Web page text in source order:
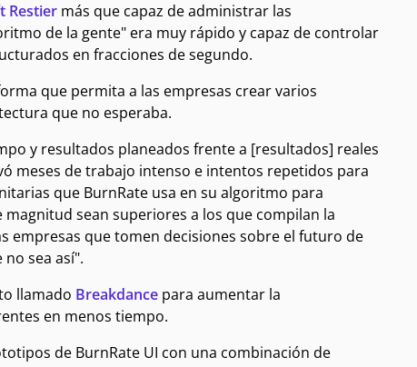
Restiermás que capaz de administrar las
de la gente" era muy rápido y capaz de controlar
en fracciones de segundo.
que permita a las empresas crear varios
que no esperaba.
y resultados planeados frente a [resultados] reales
meses de trabajo intenso e intentos repetidos para
que BurnRate usa en su algoritmo para
sean superiores a los que compilan la
empresas que tomen decisiones sobre el futuro de
sea así".
llamado Breakdancepara aumentar la
en menos tiempo.
de BurnRate UI con una combinación de